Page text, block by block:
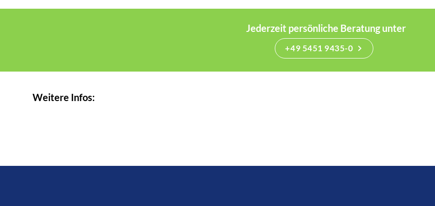
Jederzeit persönliche Beratung unter
+49 5451 9435-0
Weitere Infos: